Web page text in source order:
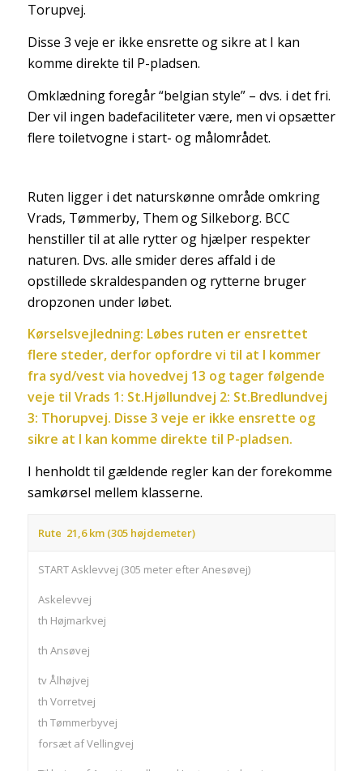
Torupvej.
Disse 3 veje er ikke ensrette og sikre at I kan
komme direkte til P-pladsen.
Omklædning foregår “belgian style” – dvs. i det fri.
Der vil ingen badefaciliteter være, men vi opsætter
flere toiletvogne i start- og målområdet.
Ruten ligger i det naturskønne område omkring
Vrads, Tømmerby, Them og Silkeborg. BCC
henstiller til at alle rytter og hjælper respekter
naturen. Dvs. alle smider deres affald i de
opstillede skraldespanden og rytterne bruger
dropzonen under løbet.
Kørselsvejledning: Løbes ruten er ensrettet
flere steder, derfor opfordre vi til at I kommer
fra syd/vest via hovedvej 13 og tager følgende
veje til Vrads 1: St.Hjøllundvej 2: St.Bredlundvej
3: Thorupvej. Disse 3 veje er ikke ensrette og
sikre at I kan komme direkte til P-pladsen.
I henholdt til gældende regler kan der forekomme
samkørsel mellem klasserne.
Rute 21,6 km (305 højdemeter)
START Asklevvej (305 meter efter Anesøvej)
Askelevvej
th Højmarkvej
th Ansøvej
tv Ålhøjvej
th Vorretvej
th Tømmerbyvej
forsæt af Vellingvej